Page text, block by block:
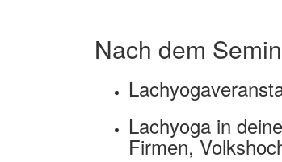
Nach dem
Lachyoga in
Firmen,